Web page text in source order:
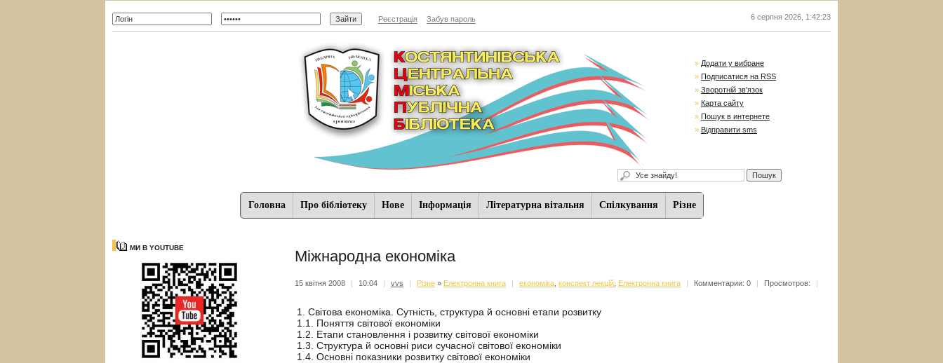
Реєстрація Забув пароль 6 серпня 2026 1:42:24
» Додати у вибране
» Подписатися на RSS
» Зворотній зв'язок
» Карта сайту
» Пошук в интернете
» Відправити sms
Головна Про бібліотеку Нове Iнформацiя Літературна вітальня Спiлкування Різне
МИ В YOUTUBE Міжнародна економіка
15 квітня 2008 | 10:04 | vvs | Різне » Електронна книга | економіка конспект лекцій Електронна книга | Комментарии: 0 | Просмотров: |
1. Світова економіка. Сутність, структура й основні етапи розвитку
1.1. Поняття світової економіки
1.2. Етапи становлення і розвитку світової економіки
1.3. Структура й основні риси сучасної світової економіки
1.4. Основні показники розвитку світової економіки